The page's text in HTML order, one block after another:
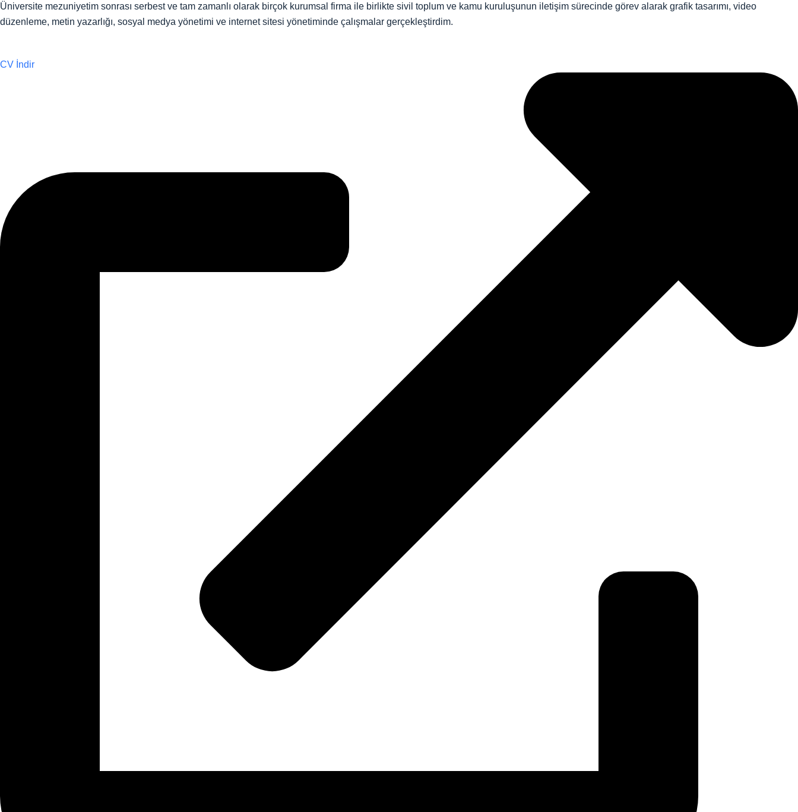
Üniversite mezuniyetim sonrası serbest ve tam zamanlı olarak birçok kurumsal firma ile birlikte sivil toplum ve kamu kuruluşunun iletişim sürecinde görev alarak grafik tasarımı, video
düzenleme, metin yazarlığı, sosyal medya yönetimi ve internet sitesi yönetiminde çalışmalar gerçekleştirdim.
CV İndir